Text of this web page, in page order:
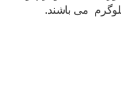
می باشند.